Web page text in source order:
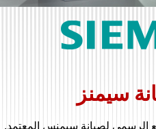
سيمنز
الرسمي لصيانة سيمنس المعتمد,